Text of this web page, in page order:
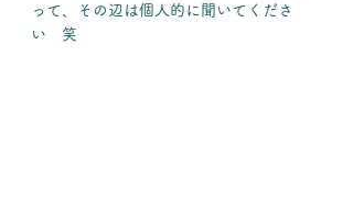
って、その辺は個人的に聞いてくださ
い　笑